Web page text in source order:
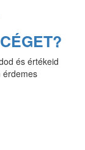
és értékeid
érdemes